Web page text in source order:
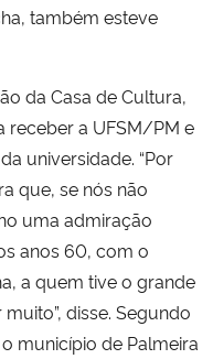
também esteve
da Casa de Cultura,
receber a UFSM/PM e
universidade. “Por
que, se nós não
uma admiração
anos 60, com o
a quem tive o grande
disse. Segundo
município de Palmeira